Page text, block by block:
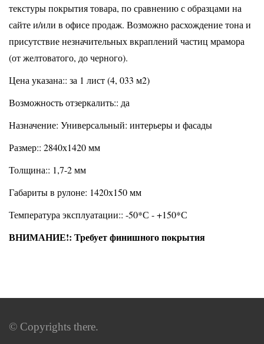
текстуры покрытия товара, по сравнению с образцами на
сайте и/или в офисе продаж. Возможно расхождение тона и
присутствие незначительных вкраплений частиц мрамора
(от желтоватого, до черного).
Цена указана:: за 1 лист (4, 033 м2)
Возможность отзеркалить:: да
Назначение: Универсальный: интерьеры и фасады
Размер:: 2840х1420 мм
Толщина:: 1,7-2 мм
Габариты в рулоне: 1420х150 мм
Температура эксплуатации:: -50*С - +150*С
ВНИМАНИЕ!: Требует финишного покрытия
© Copyrights there.